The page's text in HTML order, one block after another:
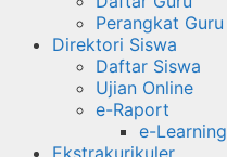
Perangkat Guru
Direktori Siswa
Daftar Siswa
Ujian Online
e-Raport
e-Learning
Ekstrakurikuler